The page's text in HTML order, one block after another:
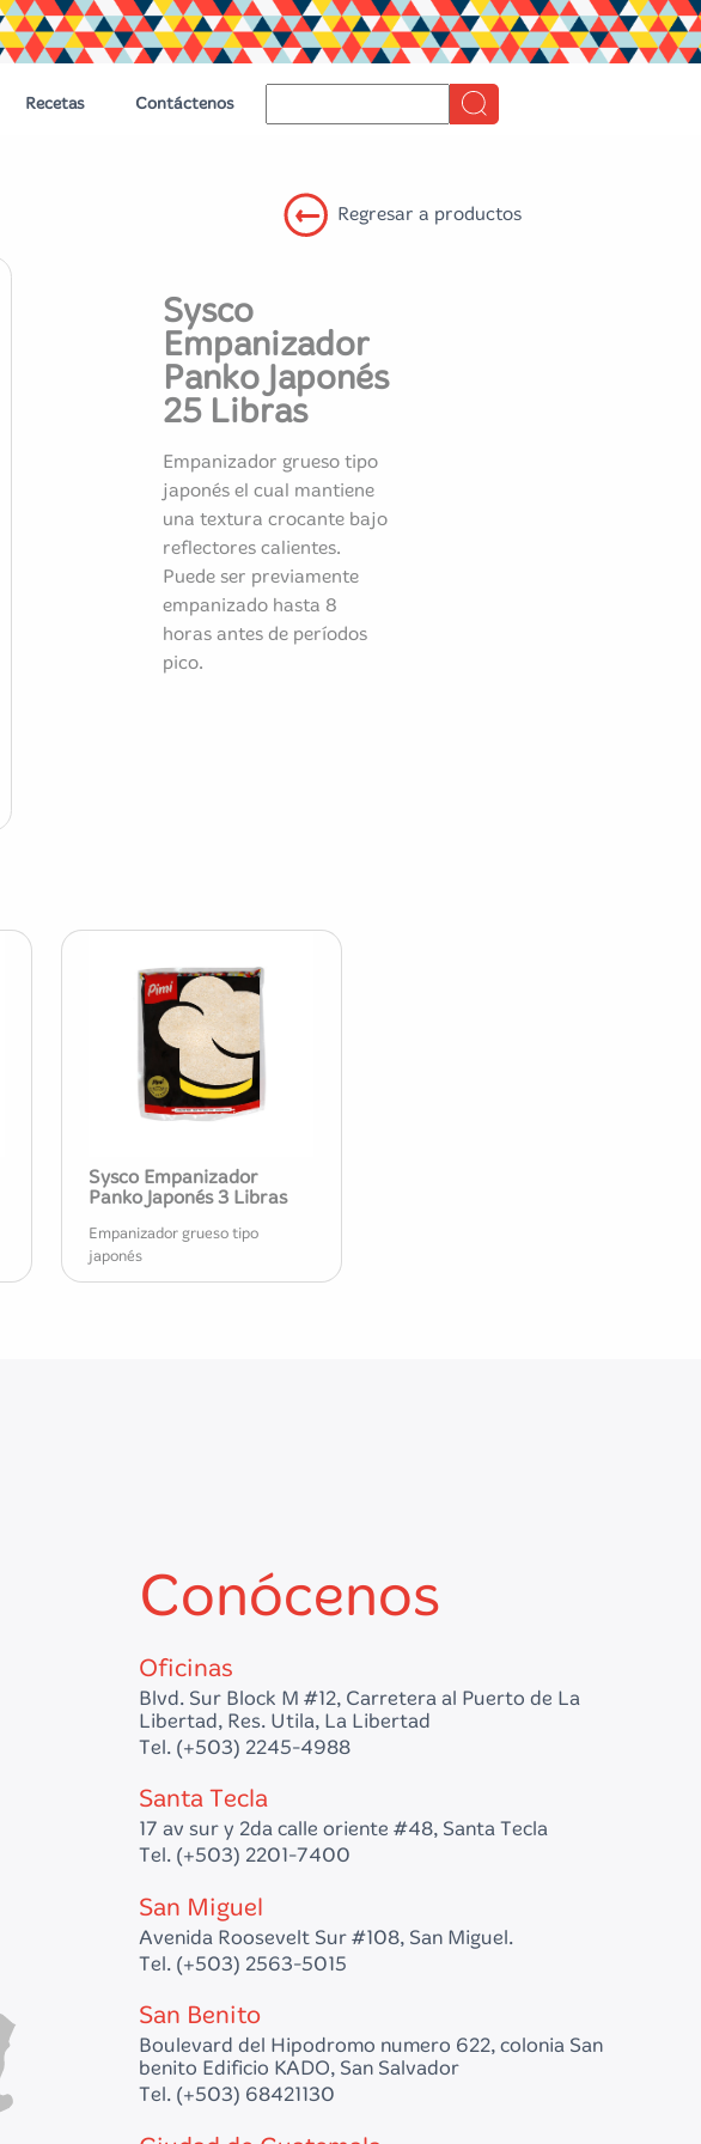
Recetas Contáctenos
Regresar a productos
Sysco
Empanizador
Panko Japonés
25 Libras
Empanizador grueso tipo
japonés el cual mantiene
una textura crocante bajo
reflectores calientes.
Puede ser previamente
empanizado hasta 8
horas antes de períodos
pico.
Sysco Empanizador
Panko Japonés 3 Libras
Empanizador grueso tipo
japonés
Conócenos
Oficinas
Blvd. Sur Block M #12, Carretera al Puerto de La
Libertad, Res. Utila, La Libertad
Tel. (+503) 2245-4988
Santa Tecla
17 av sur y 2da calle oriente #48, Santa Tecla
Tel. (+503) 2201-7400
San Miguel
Avenida Roosevelt Sur #108, San Miguel.
Tel. (+503) 2563-5015
San Benito
Boulevard del Hipodromo numero 622, colonia San
benito Edificio KADO, San Salvador
Tel. (+503) 68421130